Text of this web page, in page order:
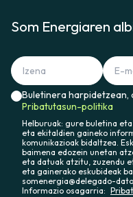
Som Energiaren
Buletinera harpidetzean,
Pribatutasun-politika
Helburuak: gure buletina
eta ekitaldien gaineko
komunikazioak bidaltzea.
baimena edozein unetan
eta datuak atzitu, zuzendu
eta gainerako eskubideak
somenergia@delegado-
Informazio osagarria: